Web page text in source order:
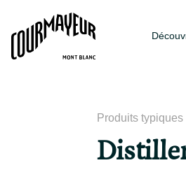
Produits typiques